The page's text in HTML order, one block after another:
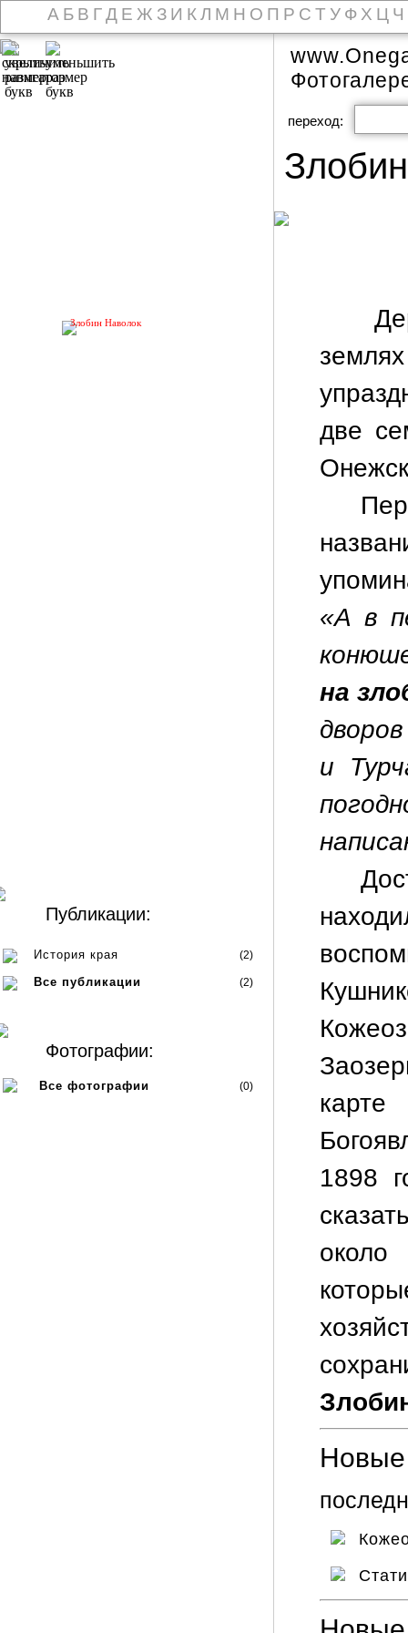
А Б В Г Д Е Ж З И К Л М Н О П Р С Т У Ф Х Ц Ч
Злобин Наволок
Публикации:
История края (2)
Все публикации (2)
Фотографии:
Все фотографии (0)
переход:
две
«А в
на
и
1898